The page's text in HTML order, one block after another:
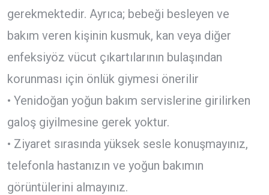
gerekmektedir. Ayrıca; bebeği besleyen ve
bakım veren kişinin kusmuk, kan veya diğer
enfeksiyöz vücut çıkartılarının bulaşından
korunması için önlük giymesi önerilir
• Yenidoğan yoğun bakım servislerine girilirken
galoş giyilmesine gerek yoktur.
• Ziyaret sırasında yüksek sesle konuşmayınız,
telefonla hastanızın ve yoğun bakımın
görüntülerini almayınız.